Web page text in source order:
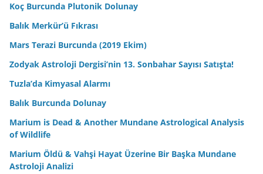
Koç Burcunda Plutonik Dolunay
Balık Merkür’ü Fıkrası
Mars Terazi Burcunda (2019 Ekim)
Zodyak Astroloji Dergisi’nin 13. Sonbahar Sayısı Satışta!
Tuzla’da Kimyasal Alarmı
Balık Burcunda Dolunay
Marium is Dead & Another Mundane Astrological Analysis
of Wildlife
Marium Öldü & Vahşi Hayat Üzerine Bir Başka Mundane
Astroloji Analizi